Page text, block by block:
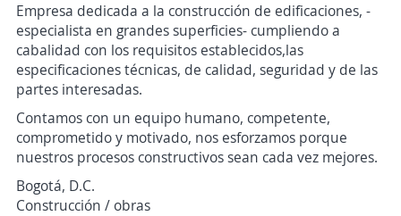
Empresa dedicada a la construcción de edificaciones, -
especialista en grandes superficies- cumpliendo a
cabalidad con los requisitos establecidos,las
especificaciones técnicas, de calidad, seguridad y de las
partes interesadas.
Contamos con un equipo humano, competente,
comprometido y motivado, nos esforzamos porque
nuestros procesos constructivos sean cada vez mejores.
Bogotá, D.C.
Construcción / obras